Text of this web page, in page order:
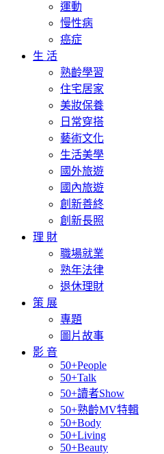
運動
慢性病
癌症
生 活
熟齡學習
住宅居家
美妝保養
日常穿搭
藝術文化
生活美學
國外旅遊
國內旅遊
創新善終
創新長照
理 財
職場就業
熟年法律
退休理財
策 展
專題
圖片故事
影 音
50+People
50+Talk
50+讀者Show
50+熟齡MV特輯
50+Body
50+Living
50+Beauty